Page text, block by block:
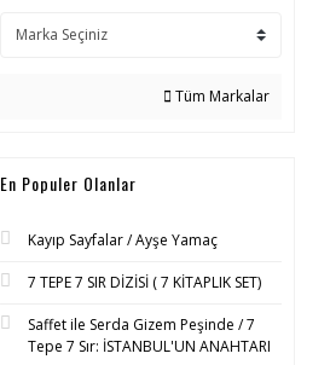
Tüm Markalar
En Populer Olanlar
Kayıp Sayfalar / Ayşe Yamaç
7 TEPE 7 SIR DİZİSİ ( 7 KİTAPLIK SET)
Saffet ile Serda Gizem Peşinde / 7
Tepe 7 Sır: İSTANBUL'UN ANAHTARI